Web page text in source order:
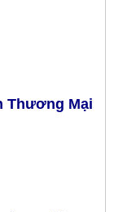
Thương Mại